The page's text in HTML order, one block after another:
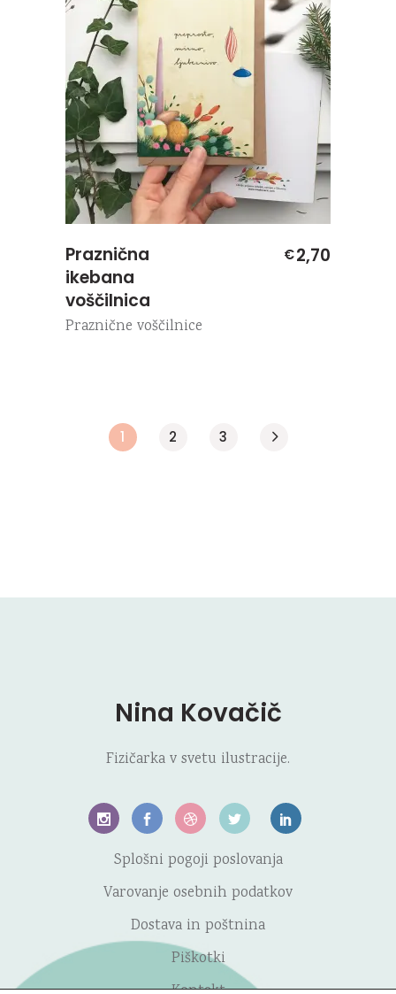
Praznična
ikebana
voščilnica
€2,70
Praznične voščilnice
1 2 3
Nina Kovačič
Fizičarka v svetu ilustracije.
Splošni pogoji poslovanja
Varovanje osebnih podatkov
Dostava in poštnina
Piškotki